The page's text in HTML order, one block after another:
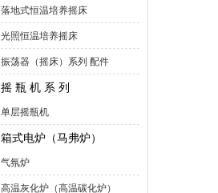
落地式恒温培养摇床
光照恒温培养摇床
振荡器（摇床）系列 配件
摇 瓶 机 系 列
单层摇瓶机
箱式电炉（马弗炉）
气氛炉
高温灰化炉（高温碳化炉）